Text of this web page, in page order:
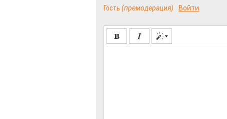
Гость (премодерация) Войти